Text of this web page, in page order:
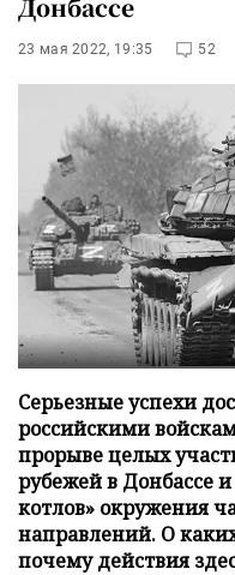
Донбассе
23 мая 2022, 19:35 52
Серьезные успехи
российскими
прорыве целых
рубежей в Донбассе
котлов» окружения
направлений. О
почему действия